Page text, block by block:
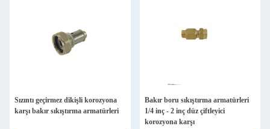
Sızıntı geçirmez dikişli korozyona
karşı bakır sıkıştırma armatürleri
Bakır boru sıkıştırma armatürleri
1/4 inç - 2 inç düz çiftleyici
korozyona karşı